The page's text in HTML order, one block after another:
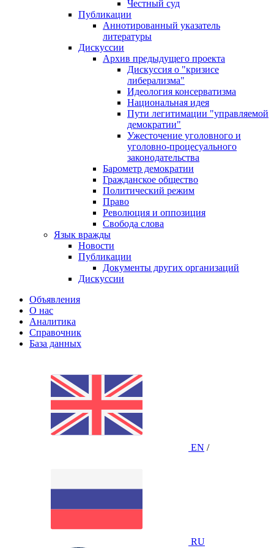
Честный суд
Публикации
Аннотированный указатель
литературы
Дискуссии
Архив предыдущего проекта
Дискуссия о "кризисе
либерализма"
Идеология консерватизма
Национальная идея
Пути легитимации "управляемой
демократии"
Ужесточение уголовного и
уголовно-процесуального
законодательства
Барометр демократии
Гражданское общество
Политический режим
Право
Революция и оппозиция
Свобода слова
Язык вражды
Новости
Публикации
Документы других организаций
Дискуссии
Объявления
О нас
Аналитика
Справочник
База данных
EN /
RU